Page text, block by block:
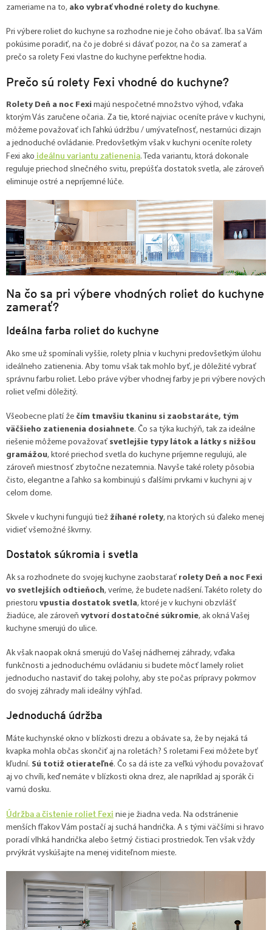
zameriame na to, ako vybrať vhodné rolety do kuchyne.
Pri výbere roliet do kuchyne sa rozhodne nie je čoho obávať. Iba sa Vám
pokúsime poradiť, na čo je dobré si dávať pozor, na čo sa zamerať a
prečo sa rolety Fexi vlastne do kuchyne perfektne hodia.
Prečo sú rolety Fexi vhodné do kuchyne?
Rolety Deň a noc Fexi majú nespočetné množstvo výhod, vďaka
ktorým Vás zaručene očaria. Za tie, ktoré najviac oceníte práve v kuchyni,
môžeme považovať ich ľahkú údržbu / umývateľnosť, nestarnúci dizajn
a jednoduché ovládanie. Predovšetkým však v kuchyni oceníte rolety
Fexi ako ideálnu variantu zatienenia. Teda variantu, ktorá dokonale
reguluje priechod slnečného svitu, prepúšťa dostatok svetla, ale zároveň
eliminuje ostré a nepríjemné lúče.
Na čo sa pri výbere vhodných roliet do kuchyne
zamerať?
Ideálna farba roliet do kuchyne
Ako sme už spomínali vyššie, rolety plnia v kuchyni predovšetkým úlohu
ideálneho zatienenia. Aby tomu však tak mohlo byť, je dôležité vybrať
správnu farbu roliet. Lebo práve výber vhodnej farby je pri výbere nových
roliet veľmi dôležitý.
Všeobecne platí že čím tmavšiu tkaninu si zaobstaráte, tým
väčšieho zatienenia dosiahnete. Čo sa týka kuchýň, tak za ideálne
riešenie môžeme považovať svetlejšie typy látok a látky s nižšou
gramážou, ktoré priechod svetla do kuchyne príjemne regulujú, ale
zároveň miestnosť zbytočne nezatemnia. Navyše také rolety pôsobia
čisto, elegantne a ľahko sa kombinujú s ďalšími prvkami v kuchyni aj v
celom dome.
Skvele v kuchyni fungujú tiež žíhané rolety, na ktorých sú ďaleko menej
vidieť všemožné škvrny.
Dostatok súkromia i svetla
Ak sa rozhodnete do svojej kuchyne zaobstarať rolety Deň a noc Fexi
vo svetlejších odtieňoch, veríme, že budete nadšení. Takéto rolety do
priestoru vpustia dostatok svetla, ktoré je v kuchyni obzvlášť
žiadúce, ale zároveň vytvorí dostatočné súkromie, ak okná Vašej
kuchyne smerujú do ulice.
Ak však naopak okná smerujú do Vašej nádhernej záhrady, vďaka
funkčnosti a jednoduchému ovládaniu si budete môcť lamely roliet
jednoducho nastaviť do takej polohy, aby ste počas prípravy pokrmov
do svojej záhrady mali ideálny výhľad.
Jednoduchá údržba
Máte kuchynské okno v blízkosti drezu a obávate sa, že by nejaká tá
kvapka mohla občas skončiť aj na roletách? S roletami Fexi môžete byť
kľudní. Sú totiž otierateľné. Čo sa dá iste za veľkú výhodu považovať
aj vo chvíli, keď nemáte v blízkosti okna drez, ale napríklad aj sporák či
varnú dosku.
Údržba a čistenie roliet Fexi nie je žiadna veda. Na odstránenie
menších fľakov Vám postačí aj suchá handrička. A s tými väčšími si hravo
poradí vlhká handrička alebo šetrný čistiaci prostriedok. Ten však vždy
prvýkrát vyskúšajte na menej viditeľnom mieste.